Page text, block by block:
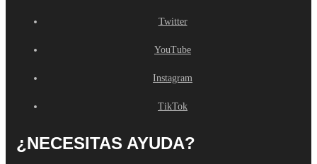
Twitter
YouTube
Instagram
TikTok
¿NECESITAS AYUDA?